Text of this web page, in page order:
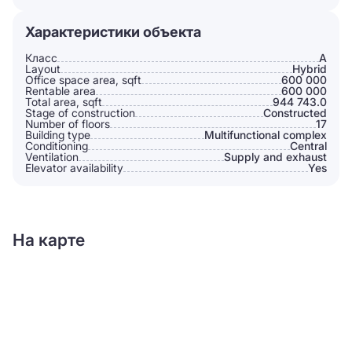
Характеристики объекта
Класс
A
Layout
Hybrid
Office space area, sqft
600 000
Rentable area
600 000
Total area, sqft
944 743.0
Stage of construction
Constructed
Number of floors
17
Building type
Multifunctional complex
Conditioning
Сentral
Ventilation
Supply and exhaust
Elevator availability
Yes
На карте